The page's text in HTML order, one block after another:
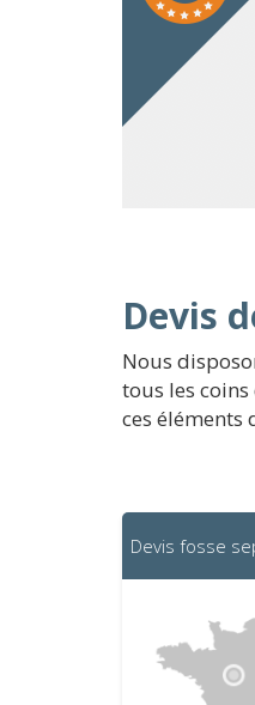
Devis
Nous
tous les
ces éléments
Devis fosse